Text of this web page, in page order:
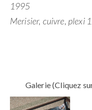
1995
Merisier, cuivre, plexi
Galerie (Cliquez